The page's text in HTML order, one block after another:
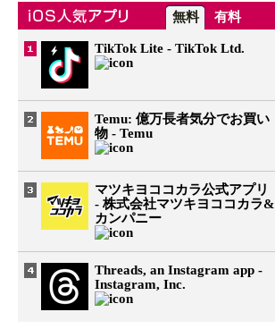
無料 有料
TikTok Lite - TikTok Ltd.
Temu: 億万長者気分でお買い
物 - Temu
マツキヨココカラ公式アプリ
- 株式会社マツキヨココカラ&
カンパニー
Threads, an Instagram app -
Instagram, Inc.